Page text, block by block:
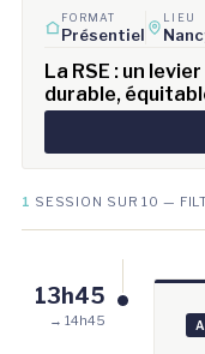
FORMAT
Présentiel
LIEU
La RSE : un
durable,
1 SESSION SUR 10 —
13h45
→ 14h45